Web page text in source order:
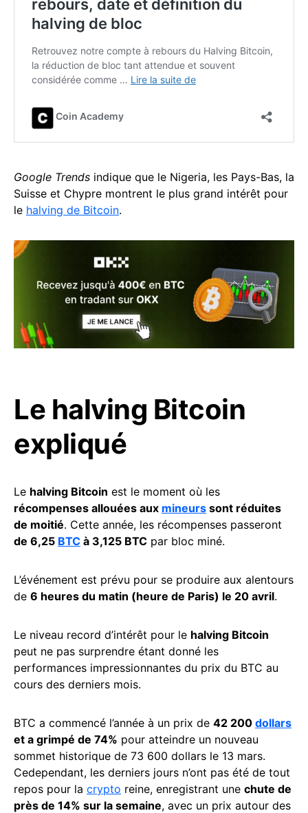
Google Trends indique que le Nigeria, les Pays-Bas, la
Suisse et Chypre montrent le plus grand intérêt pour
le halving de Bitcoin.
Le halving Bitcoin
expliqué
Le halving Bitcoin est le moment où les
récompenses allouées aux mineurs sont réduites
de moitié. Cette année, les récompenses passeront
de 6,25 BTC à 3,125 BTC par bloc miné.
L’événement est prévu pour se produire aux alentours
de 6 heures du matin (heure de Paris) le 20 avril.
Le niveau record d’intérêt pour le halving Bitcoin
peut ne pas surprendre étant donné les
performances impressionnantes du prix du BTC au
cours des derniers mois.
BTC a commencé l’année à un prix de 42 200 dollars
et a grimpé de 74% pour atteindre un nouveau
sommet historique de 73 600 dollars le 13 mars.
Cedependant, les derniers jours n’ont pas été de tout
repos pour la crypto reine, enregistrant une chute de
près de 14% sur la semaine, avec un prix autour des